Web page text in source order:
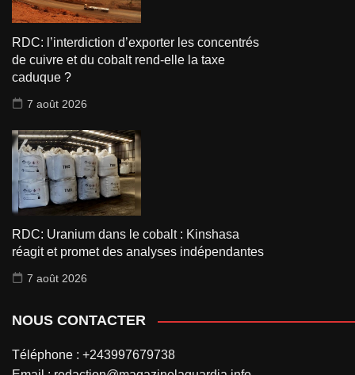
RDC: l’interdiction d’exporter les concentrés
de cuivre et du cobalt rend-elle la taxe
caduque ?
7 août 2026
RDC: Uranium dans le cobalt : Kinshasa
réagit et promet des analyses indépendantes
7 août 2026
NOUS CONTACTER
Téléphone : +243997679738